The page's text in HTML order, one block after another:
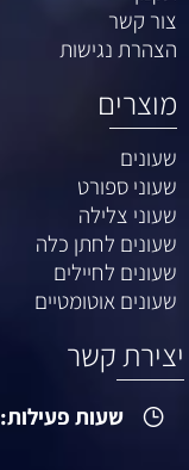
צור קשר
הצהרת נגישות
מוצרים
שעונים
שעוני ספורט
שעוני צלילה
שעונים לחתן כלה
שעונים לחיילים
שעונים אוטומטיים
יצירת קשר
שעות פעילות: